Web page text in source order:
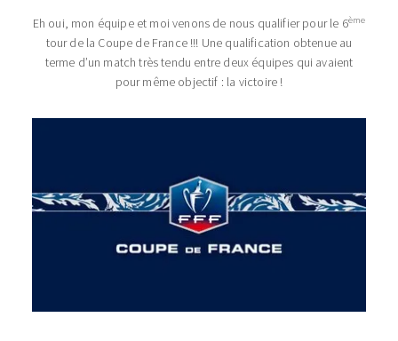
Eh oui, mon équipe et moi venons de nous qualifier pour le 6ème
tour de la Coupe de France !!! Une qualification obtenue au
terme d’un match très tendu entre deux équipes qui avaient
pour même objectif : la victoire !